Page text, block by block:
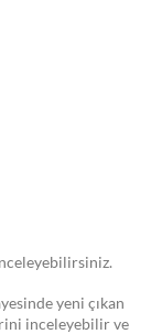
yeni çıkan
inceleyebilir ve